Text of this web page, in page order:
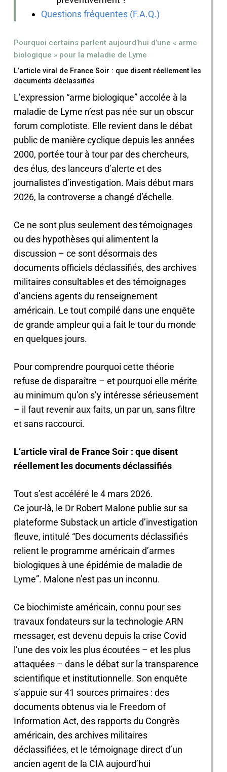
Questions fréquentes (F.A.Q.)
Pourquoi certains parlent aujourd’hui d’une « arme
biologique » pour la maladie de Lyme
L’article viral de France Soir : que disent réellement les
documents déclassifiés
L’expression “arme biologique” accolée à la
maladie de Lyme n’est pas née sur un obscur
forum complotiste. Elle revient dans le débat
public de manière cyclique depuis les années
2000, portée tour à tour par des chercheurs,
des élus, des lanceurs d’alerte et des
journalistes d’investigation. Mais début mars
2026, la controverse a changé d’échelle.
Ce ne sont plus seulement des témoignages
ou des hypothèses qui alimentent la
discussion – ce sont désormais des
documents officiels déclassifiés, des archives
militaires consultables et des témoignages
d’anciens agents du renseignement
américain. Le tout compilé dans une enquête
de grande ampleur qui a fait le tour du monde
en quelques jours.
Pour comprendre pourquoi cette théorie
refuse de disparaître – et pourquoi elle mérite
au minimum qu’on s’y intéresse sérieusement
– il faut revenir aux faits, un par un, sans filtre
et sans raccourci.
L’article viral de France Soir : que disent
réellement les documents déclassifiés
Tout s’est accéléré le 4 mars 2026.
Ce jour-là, le Dr Robert Malone publie sur sa
plateforme Substack un article d’investigation
fleuve, intitulé “Des documents déclassifiés
relient le programme américain d’armes
biologiques à une épidémie de maladie de
Lyme”. Malone n’est pas un inconnu.
Ce biochimiste américain, connu pour ses
travaux fondateurs sur la technologie ARN
messager, est devenu depuis la crise Covid
l’une des voix les plus écoutées – et les plus
attaquées – dans le débat sur la transparence
scientifique et institutionnelle. Son enquête
s’appuie sur 41 sources primaires : des
documents obtenus via le Freedom of
Information Act, des rapports du Congrès
américain, des archives militaires
déclassifiées, et le témoignage direct d’un
ancien agent de la CIA aujourd’hui